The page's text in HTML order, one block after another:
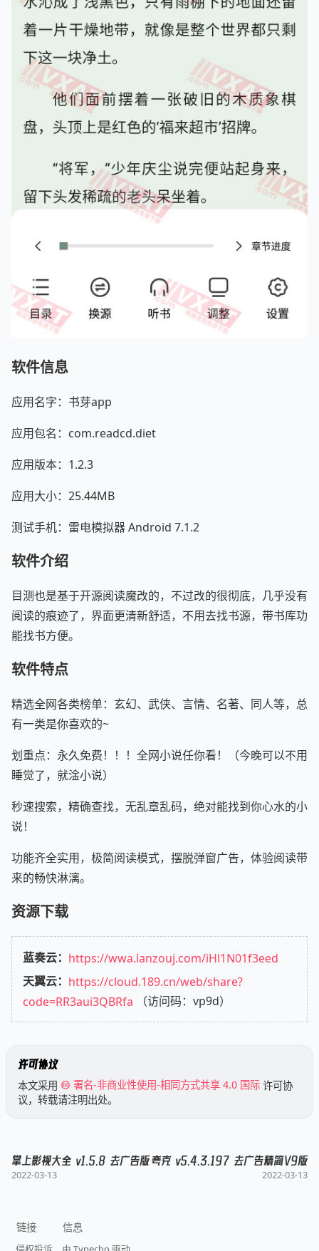
软件信息
应用名字：书芽app
应用包名：com.readcd.diet
应用版本：1.2.3
应用大小：25.44MB
测试手机：雷电模拟器 Android 7.1.2
软件介绍
目测也是基于开源阅读魔改的，不过改的很彻底，几乎没有
阅读的痕迹了，界面更清新舒适，不用去找书源，带书库功
能找书方便。
软件特点
精选全网各类榜单：玄幻、武侠、言情、名著、同人等，总
有一类是你喜欢的~
划重点：永久免费！！！全网小说任你看！（今晚可以不用
睡觉了，就淦小说）
秒速搜索，精确查找，无乱章乱码，绝对能找到你心水的小
说！
功能齐全实用，极简阅读模式，摆脱弹窗广告，体验阅读带
来的畅快淋漓。
资源下载
蓝奏云： https://wwa.lanzouj.com/iHl1N01f3eed
天翼云： https://cloud.189.cn/web/share?
code=RR3aui3QBRfa （访问码：vp9d）
许可协议
本文采用 署名-非商业性使用-相同方式共享 4.0 国际 许可协
议，转载请注明出处。
掌上影视大全 v1.5.8 去广告版
2022-03-13
夸克 v5.4.3.197 去广告精简V9版
2022-03-13
链接 信息